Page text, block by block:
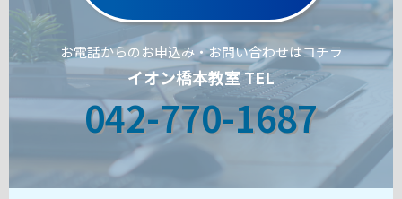
お電話からのお申込み・お問い合わせはコチラ
イオン橋本教室 TEL
042-770-1687